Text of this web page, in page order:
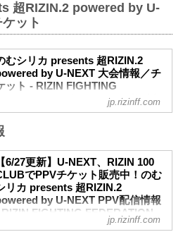
超RIZIN.2 powered by U-
ット
むシリカ presents 超RIZIN.2
by U-NEXT 大会情報／チ
ット - RIZIN FIGHTING
FEDERATION オフィシャルサイト
7/5更新】開催日変更のお知らせ
しました。
6/16更新】開催日変更のお知らせ
RIZIN.2 powered by U-NEXT開場/開始
間が以下に変更となりました。
変更前：7月30日（日）12:00開場（予
jp.rizinff.com
【6/27更新】U-NEXT、RIZIN 100
でPPVチケット販売中！のむ
リカ presents 超RIZIN.2
by U-NEXT PPV配信情報
- RIZIN FIGHTING FEDERATION
jp.rizinff.com